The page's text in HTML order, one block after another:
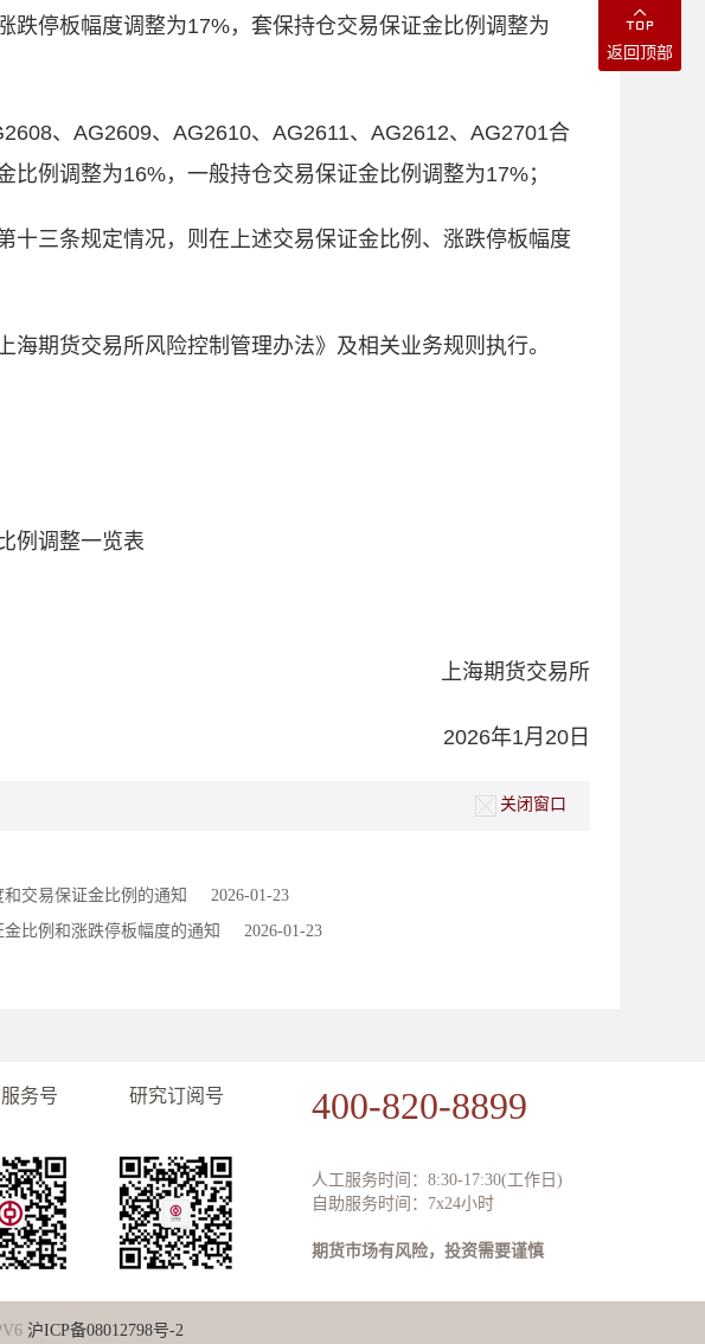
跌停板幅度调整为17%，套保持仓交易保证金比例调整为
、AG2609、AG2610、AG2611、AG2612、AG2701合
例调整为16%，一般持仓交易保证金比例调整为17%；
十三条规定情况，则在上述交易保证金比例、涨跌停板幅度
期货交易所风险控制管理办法》及相关业务规则执行。
例调整一览表
上海期货交易所
2026年1月20日
关闭窗口
交易保证金比例的通知
2026-01-23
比例和涨跌停板幅度的通知 2026-01-23
务号 研究订阅号 400-820-8899
人工服务时间：8:30-17:30(工作日)
自助服务时间：7x24小时
期货市场有风险，投资需要谨慎
沪ICP备08012798号-2
返回顶部